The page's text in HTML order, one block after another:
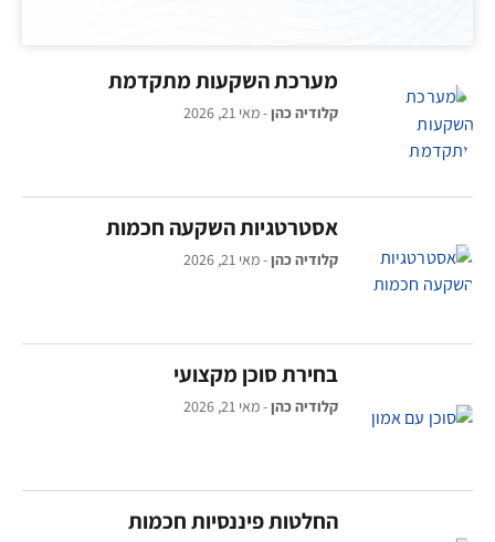
מערכת השקעות מתקדמת
קלודיה כהן מאי 21, 2026
אסטרטגיות השקעה חכמות
קלודיה כהן מאי 21, 2026
בחירת סוכן מקצועי
קלודיה כהן מאי 21, 2026
החלטות פיננסיות חכמות